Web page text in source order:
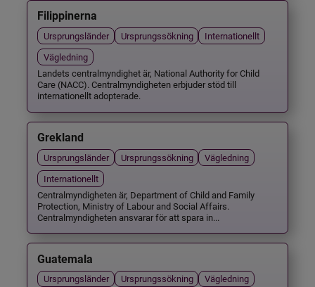
Filippinerna
Ursprungsländer Ursprungssökning
Internationellt
Vägledning
Landets centralmyndighet är, National Authority for Child
Care (NACC). Centralmyndigheten erbjuder stöd till
internationellt adopterade.
Grekland
Ursprungsländer Ursprungssökning
Vägledning
Internationellt
Centralmyndigheten är, Department of Child and Family
Protection, Ministry of Labour and Social Affairs.
Centralmyndigheten ansvarar för att spara in...
Guatemala
Ursprungsländer Ursprungssökning
Vägledning